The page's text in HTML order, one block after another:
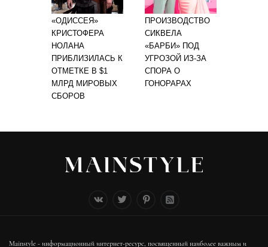
«ОДИССЕЯ»
КРИСТОФЕРА
НОЛАНА
ПРИБЛИЗИЛАСЬ К
ОТМЕТКЕ В $1
МЛРД МИРОВЫХ
СБОРОВ
ПРОИЗВОДСТВО
СИКВЕЛА
«БАРБИ» ПОД
УГРОЗОЙ ИЗ-ЗА
СПОРА О
ГОНОРАРАХ
Mainstyle - информационный интернет-ресурс, посвященный наиболее важным и